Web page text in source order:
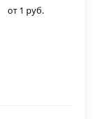
от 1 руб.